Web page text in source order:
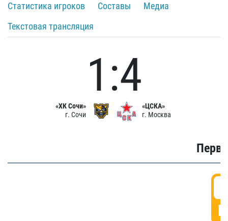
Статистика игроков
Составы
Медиа
Текстовая трансляция
«ХК Сочи»
г. Сочи
1:4
«ЦСКА»
г. Москва